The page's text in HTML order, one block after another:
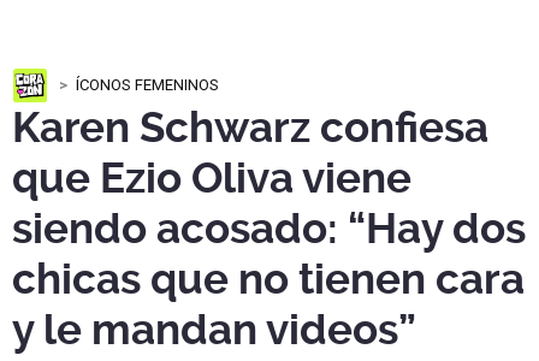
ÍCONOS FEMENINOS
Karen Schwarz confiesa
que Ezio Oliva viene
siendo acosado: “Hay dos
chicas que no tienen cara
y le mandan videos”